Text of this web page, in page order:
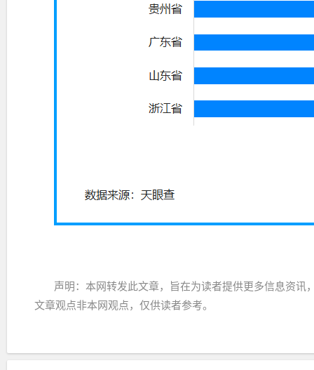
声明：本网转发此文章，旨在为读者提供更多信息资
文章观点非本网观点，仅供读者参考。